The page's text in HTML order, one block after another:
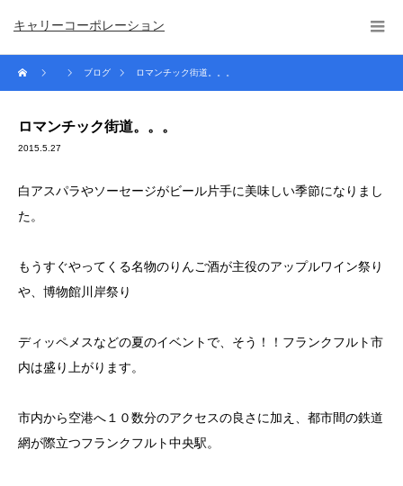
キャリーコーポレーション
ブログ ロマンチック街道。。。
ロマンチック街道。。。
2015.5.27
白アスパラやソーセージがビール片手に美味しい季節になりまし
た。
もうすぐやってくる名物のりんご酒が主役のアップルワイン祭り
や、博物館川岸祭り
ディッペメスなどの夏のイベントで、そう！！フランクフルト市
内は盛り上がります。
市内から空港へ１０数分のアクセスの良さに加え、都市間の鉄道
網が際立つフランクフルト中央駅。